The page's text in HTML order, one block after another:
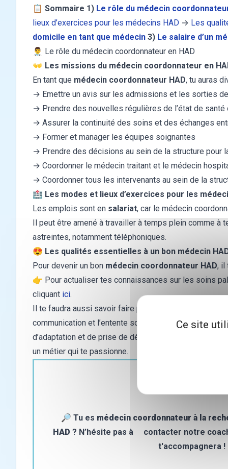
📋 Sommaire 1) Le rôle du médecin
lieux d’exercices pour les médecins HAD → Les
domicile en tant que médecin 3) Le salaire d’un
👨‍⚕️ Le rôle du médecin coordonnateur en HAD
👐 Les missions du médecin coordonnateur en
En tant que médecin coordonnateur HAD, tu auras
→ Emettre un avis sur les admissions et les sorties
→ Prendre des nouvelles régulières de l’état de
→ Assurer la continuité des soins et des échanges
→ Former et manager les équipes soignantes
→ Prendre des décisions au sein de la structure pour
→ Coordonner le médecin traitant et le médecin
→ Coordonner tous les intervenants au sein de la
🏥 Les modes et lieux d’exercices pour les
Les emplois sont en salariat, car le médecin
Il peut être amené à travailler à temps plein comme
astreintes, notamment téléphoniques.
😍 Les qualités essentielles à un bon médecin
Pour devenir un bon médecin coordonnateur HAD, il
👉 Pour actualiser tes connaissances sur les soins
cliquant ici.
Il te faudra aussi savoir faire preuve de
communication et l’entente soient optimales. Tu dois
d’adaptation et de prise de décisions sont aussi
un métier qui te passionne.
🔎 Tu es médecin coordonnateur à la
HAD ? N’hésite pas à contacter notre
t'accompagnera !
Ce site